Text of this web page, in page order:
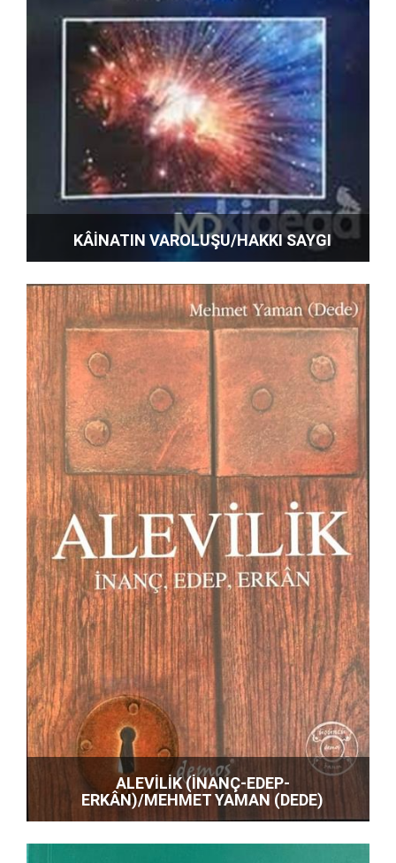
KÂİNATIN VAROLUŞU/HAKKI SAYGI
ALEVİLİK (İNANÇ-EDEP-
ERKÂN)/MEHMET YAMAN (DEDE)